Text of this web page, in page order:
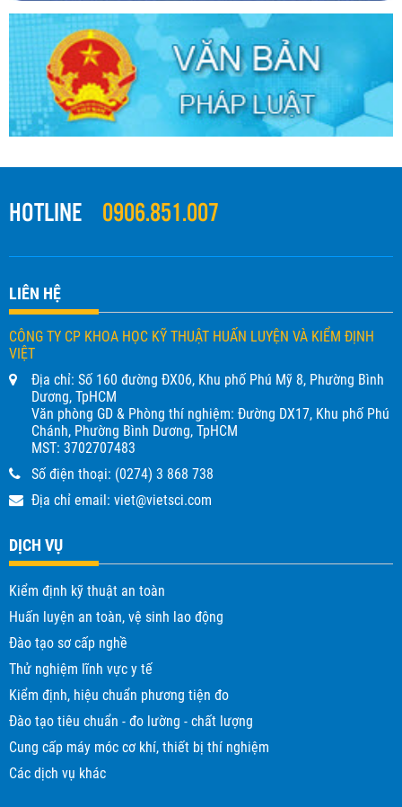
HOTLINE 0906.851.007
LIÊN HỆ
CÔNG TY CP KHOA HỌC KỸ THUẬT HUẤN LUYỆN VÀ KIỂM ĐỊNH
VIỆT
Địa chỉ: Số 160 đường ĐX06, Khu phố Phú Mỹ 8, Phường Bình
Dương, TpHCM
Văn phòng GD & Phòng thí nghiệm: Đường DX17, Khu phố Phú
Chánh, Phường Bình Dương, TpHCM
MST: 3702707483
Số điện thoại: (0274) 3 868 738
Địa chỉ email: viet@vietsci.com
DỊCH VỤ
Kiểm định kỹ thuật an toàn
Huấn luyện an toàn, vệ sinh lao động
Đào tạo sơ cấp nghề
Thử nghiệm lĩnh vực y tế
Kiểm định, hiệu chuẩn phương tiện đo
Đào tạo tiêu chuẩn - đo lường - chất lượng
Cung cấp máy móc cơ khí, thiết bị thí nghiệm
Các dịch vụ khác